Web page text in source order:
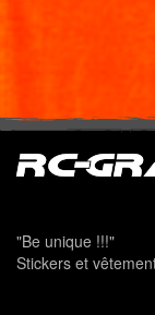
"Be unique !!!"
Stickers et